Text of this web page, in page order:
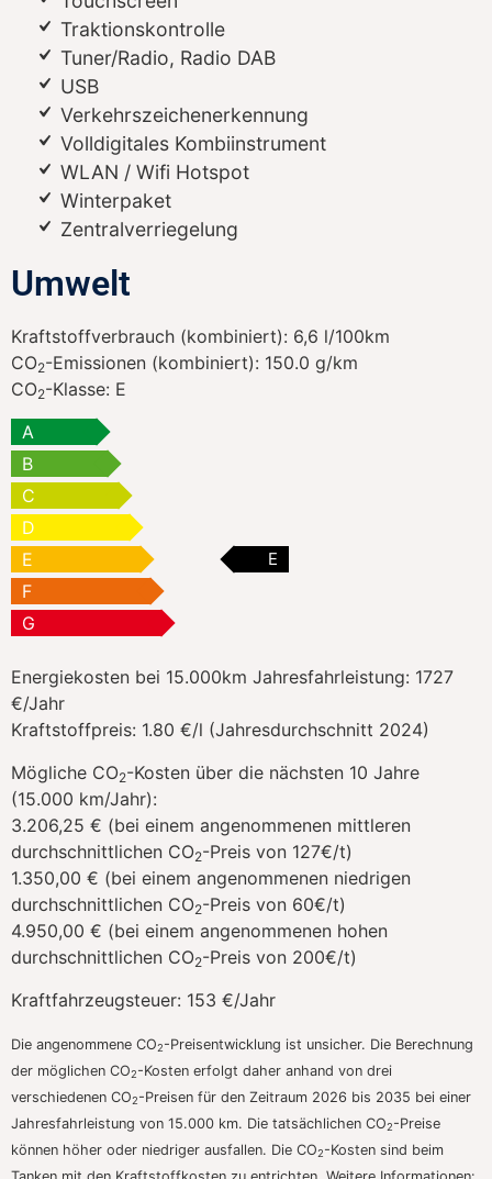
Traktionskontrolle
Tuner/Radio, Radio DAB
USB
Verkehrszeichenerkennung
Volldigitales Kombiinstrument
WLAN / Wifi Hotspot
Winterpaket
Zentralverriegelung
Umwelt
Kraftstoffverbrauch (kombiniert): 6,6 l/100km
CO2-Emissionen (kombiniert): 150.0 g/km
CO2-Klasse: E
A
B
C
D
E
E
F
G
Energiekosten bei 15.000km Jahresfahrleistung: 1727
€/Jahr
Kraftstoffpreis: 1.80 €/l (Jahresdurchschnitt 2024)
Mögliche CO2-Kosten über die nächsten 10 Jahre
(15.000 km/Jahr):
3.206,25 € (bei einem angenommenen mittleren
durchschnittlichen CO2-Preis von 127€/t)
1.350,00 € (bei einem angenommenen niedrigen
durchschnittlichen CO2-Preis von 60€/t)
4.950,00 € (bei einem angenommenen hohen
durchschnittlichen CO2-Preis von 200€/t)
Kraftfahrzeugsteuer: 153 €/Jahr
Die angenommene CO2-Preisentwicklung ist unsicher. Die Berechnung
der möglichen CO2-Kosten erfolgt daher anhand von drei
verschiedenen CO2-Preisen für den Zeitraum 2026 bis 2035 bei einer
Jahresfahrleistung von 15.000 km. Die tatsächlichen CO2-Preise
können höher oder niedriger ausfallen. Die CO2-Kosten sind beim